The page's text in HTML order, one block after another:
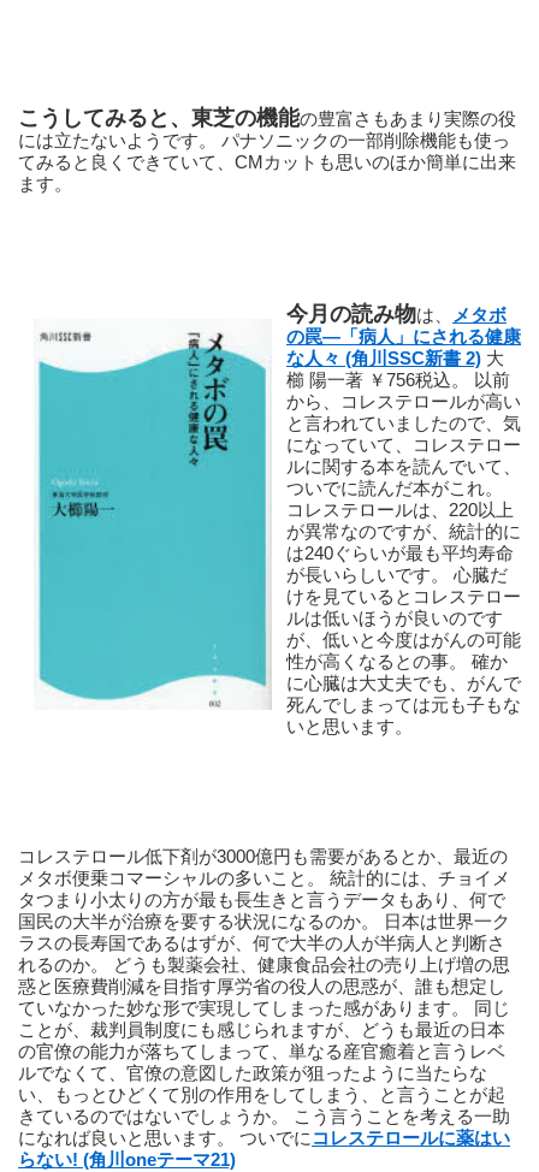
こうしてみると、東芝の機能の豊富さもあまり実際の役
には立たないようです。 パナソニックの一部削除機能も使っ
てみると良くできていて、CMカットも思いのほか簡単に出来
ます。
今月の読み物は、
メタボ
の罠―「病人」にされる健康
な人々 (角川SSC新書 2) 大
櫛 陽一著 ￥756税込。 以前
から、コレステロールが高い
と言われていましたので、気
になっていて、コレステロー
ルに関する本を読んでいて、
ついでに読んだ本がこれ。
コレステロールは、220以上
が異常なのですが、統計的に
は240ぐらいが最も平均寿命
が長いらしいです。 心臓だ
けを見ているとコレステロー
ルは低いほうが良いのです
が、低いと今度はがんの可能
性が高くなるとの事。 確か
に心臓は大丈夫でも、がんで
死んでしまっては元も子もな
いと思います。
コレステロール低下剤が3000億円も需要があるとか、最近の
メタボ便乗コマーシャルの多いこと。 統計的には、チョイメ
タつまり小太りの方が最も長生きと言うデータもあり、何で
国民の大半が治療を要する状況になるのか。 日本は世界一ク
ラスの長寿国であるはずが、何で大半の人が半病人と判断さ
れるのか。 どうも製薬会社、健康食品会社の売り上げ増の思
惑と医療費削減を目指す厚労省の役人の思惑が、誰も想定し
ていなかった妙な形で実現してしまった感があります。 同じ
ことが、裁判員制度にも感じられますが、どうも最近の日本
の官僚の能力が落ちてしまって、単なる産官癒着と言うレベ
ルでなくて、官僚の意図した政策が狙ったように当たらな
い、もっとひどくて別の作用をしてしまう、と言うことが起
きているのではないでしょうか。 こう言うことを考える一助
になれば良いと思います。 ついでに コレステロールに薬はい
らない! (角川oneテーマ21)